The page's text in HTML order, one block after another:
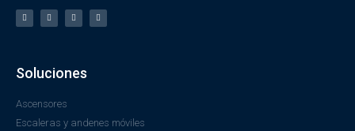
Soluciones
Ascensores
Escaleras y andenes móviles